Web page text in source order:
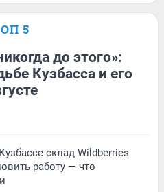
5
до этого»:
Кузбасса и его
склад Wildberries
работу — что